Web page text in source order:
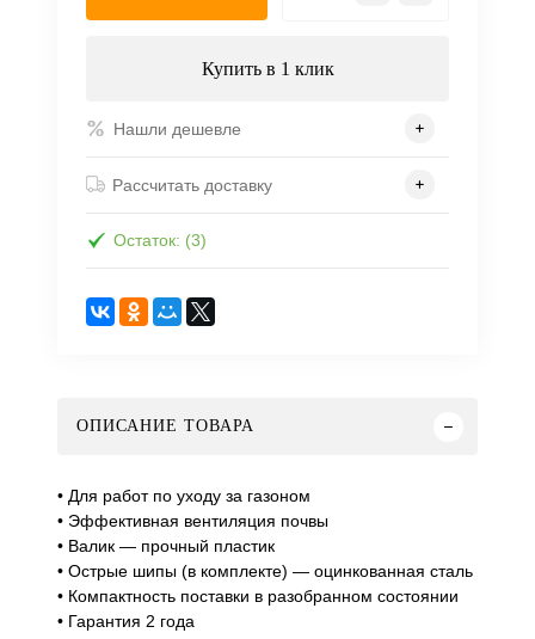
Купить в 1 клик
Нашли дешевле
Рассчитать доставку
Остаток: (3)
ОПИСАНИЕ ТОВАРА
• Для работ по уходу за газоном
• Эффективная вентиляция почвы
• Валик — прочный пластик
• Острые шипы (в комплекте) — оцинкованная сталь
• Компактность поставки в разобранном состоянии
• Гарантия 2 года